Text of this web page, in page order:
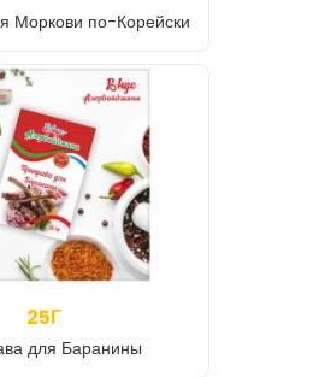
Моркови по-Корейски
25Г
для Баранины